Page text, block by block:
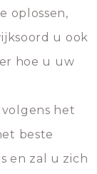
oplossen,
u ook
hoe u uw
het
beste
en zal u zich